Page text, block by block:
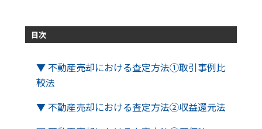
目次
▼ 不動産売却における査定方法①取引事例比
較法
▼ 不動産売却における査定方法②収益還元法